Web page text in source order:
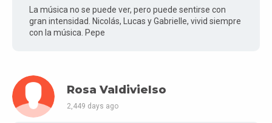
La música no se puede ver, pero puede sentirse con
gran intensidad. Nicolás, Lucas y Gabrielle, vivid siempre
con la música. Pepe
Rosa Valdivielso
2,449 days ago